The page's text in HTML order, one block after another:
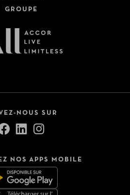
GROUPE
NOUS SUR
NOS APPS MOBILE